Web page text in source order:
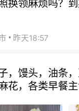
换领麻烦吗？
昨天18:57
，馒头，油条
花，各类早餐